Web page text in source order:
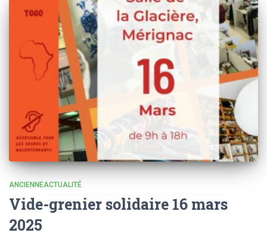
ANCIENNEACTUALITÉ
Vide-grenier solidaire 16 mars
2025